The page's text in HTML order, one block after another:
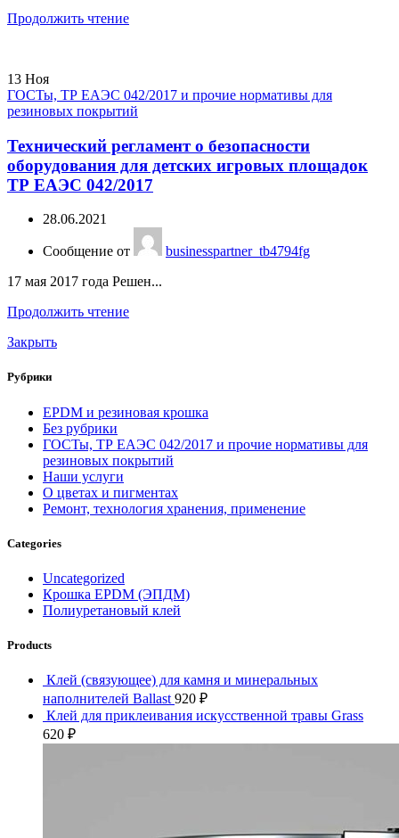
Продолжить чтение
13 Ноя
ГОСТы, ТР ЕАЭС 042/2017 и прочие нормативы для
резиновых покрытий
Технический регламент о безопасности
оборудования для детских игровых площадок
ТР ЕАЭС 042/2017
28.06.2021
Сообщение от
businesspartner_tb4794fg
17 мая 2017 года Решен...
Продолжить чтение
Закрыть
Рубрики
EPDM и резиновая крошка
Без рубрики
ГОСТы, ТР ЕАЭС 042/2017 и прочие нормативы для
резиновых покрытий
Наши услуги
О цветах и пигментах
Ремонт, технология хранения, применение
Categories
Uncategorized
Крошка EPDM (ЭПДМ)
Полиуретановый клей
Products
Клей (связующее) для камня и минеральных
наполнителей Ballast 920 ₽
Клей для приклеивания искусственной травы Grass
620 ₽